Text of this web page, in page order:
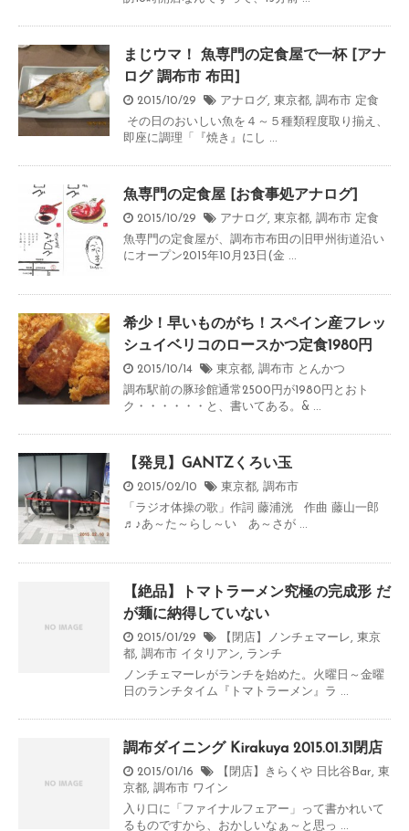
まじウマ！ 魚専門の定食屋で一杯 [アナ
ログ 調布市 布田]
2015/10/29 アナログ, 東京都, 調布市 定食
その日のおいしい魚を４～５種類程度取り揃え、
即座に調理「『焼き』にし ...
魚専門の定食屋 [お食事処アナログ]
2015/10/29 アナログ, 東京都, 調布市 定食
魚専門の定食屋が、調布市布田の旧甲州街道沿い
にオープン2015年10月23日(金 ...
希少！早いものがち！スペイン産フレッ
シュイベリコのロースかつ定食1980円
2015/10/14 東京都, 調布市
とんかつ
調布駅前の豚珍館通常2500円が1980円とおト
ク・・・・・・と、書いてある。& ...
【発見】GANTZくろい玉
2015/02/10 東京都, 調布市
「ラジオ体操の歌」作詞 藤浦洸 作曲 藤山一郎
♬♪あ～た～らし～い あ～さが ...
【絶品】トマトラーメン究極の完成形 だ
が麺に納得していない
2015/01/29 【閉店】ノンチェマーレ, 東京
都, 調布市 イタリアン, ランチ
ノンチェマーレがランチを始めた。火曜日～金曜
日のランチタイム『トマトラーメン』ラ ...
調布ダイニング Kirakuya 2015.01.31閉店
2015/01/16 【閉店】きらくや 日比谷Bar, 東
京都, 調布市 ワイン
入り口に「ファイナルフェアー」って書かれいて
るものですから、おかしいなぁ～と思っ ...